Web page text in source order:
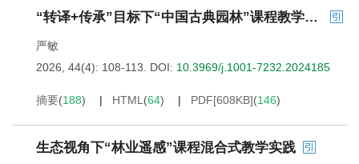
“转译+传承”目标下“中国古典园林”课程教学改革探究
严敏
2026, 44(4): 108-113.
DOI: 10.3969/j.1001-7232.2024185
摘要(188) HTML (64) PDF[608KB](146)
生态视角下“林业遥感”课程混合式教学实践